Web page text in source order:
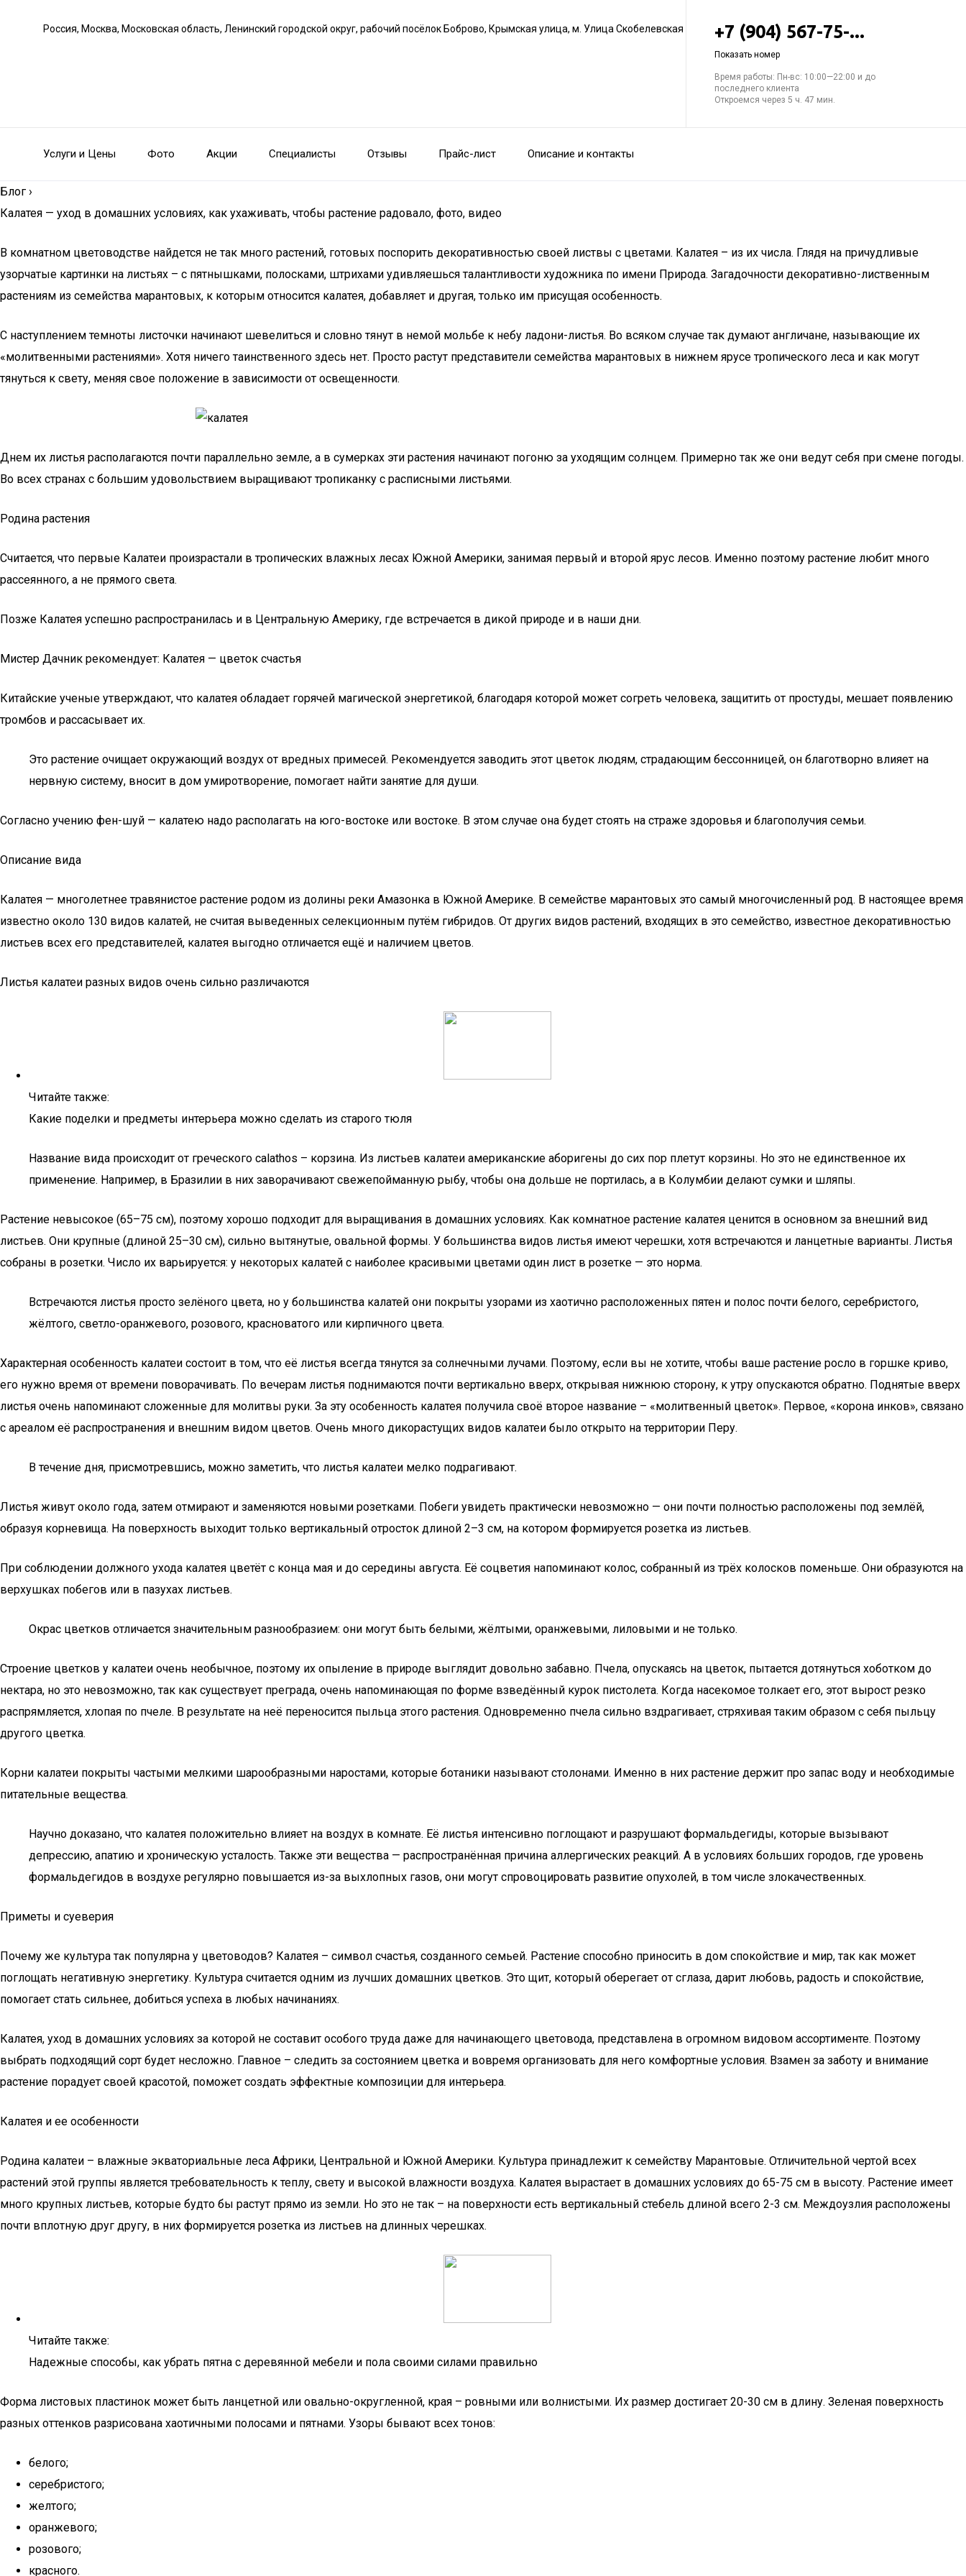
Россия, Москва, Московская область, Ленинский городской округ, рабочий посёлок Боброво, Крымская улица, м. Улица Скобелевская +7 (904) 567-75-...
Показать номер
Время работы: Пн-вс: 10:00—22:00 и до
последнего клиента
Откроемся через 5 ч. 47 мин.
Услуги и Цены Фото Акции Специалисты Отзывы Прайс-лист Описание и контакты
Блог ›
Калатея — уход в домашних условиях, как ухаживать, чтобы растение радовало, фото, видео
В комнатном цветоводстве найдется не так много растений, готовых поспорить декоративностью своей листвы с цветами. Калатея – из их числа. Глядя на причудливые
узорчатые картинки на листьях – с пятнышками, полосками, штрихами удивляешься талантливости художника по имени Природа. Загадочности декоративно-лиственным
растениям из семейства марантовых, к которым относится калатея, добавляет и другая, только им присущая особенность.
С наступлением темноты листочки начинают шевелиться и словно тянут в немой мольбе к небу ладони-листья. Во всяком случае так думают англичане, называющие их
«молитвенными растениями». Хотя ничего таинственного здесь нет. Просто растут представители семейства марантовых в нижнем ярусе тропического леса и как могут
тянуться к свету, меняя свое положение в зависимости от освещенности.
Днем их листья располагаются почти параллельно земле, а в сумерках эти растения начинают погоню за уходящим солнцем. Примерно так же они ведут себя при смене погоды.
Во всех странах с большим удовольствием выращивают тропиканку с расписными листьями.
Родина растения
Считается, что первые Калатеи произрастали в тропических влажных лесах Южной Америки, занимая первый и второй ярус лесов. Именно поэтому растение любит много
рассеянного, а не прямого света.
Позже Калатея успешно распространилась и в Центральную Америку, где встречается в дикой природе и в наши дни.
Мистер Дачник рекомендует: Калатея — цветок счастья
Китайские ученые утверждают, что калатея обладает горячей магической энергетикой, благодаря которой может согреть человека, защитить от простуды, мешает появлению
тромбов и рассасывает их.
Это растение очищает окружающий воздух от вредных примесей. Рекомендуется заводить этот цветок людям, страдающим бессонницей, он благотворно влияет на
нервную систему, вносит в дом умиротворение, помогает найти занятие для души.
Согласно учению фен-шуй — калатею надо располагать на юго-востоке или востоке. В этом случае она будет стоять на страже здоровья и благополучия семьи.
Описание вида
Калатея — многолетнее травянистое растение родом из долины реки Амазонка в Южной Америке. В семействе марантовых это самый многочисленный род. В настоящее время
известно около 130 видов калатей, не считая выведенных селекционным путём гибридов. От других видов растений, входящих в это семейство, известное декоративностью
листьев всех его представителей, калатея выгодно отличается ещё и наличием цветов.
Листья калатеи разных видов очень сильно различаются
Читайте также:
Какие поделки и предметы интерьера можно сделать из старого тюля
Название вида происходит от греческого calathos – корзина. Из листьев калатеи американские аборигены до сих пор плетут корзины. Но это не единственное их
применение. Например, в Бразилии в них заворачивают свежепойманную рыбу, чтобы она дольше не портилась, а в Колумбии делают сумки и шляпы.
Растение невысокое (65–75 см), поэтому хорошо подходит для выращивания в домашних условиях. Как комнатное растение калатея ценится в основном за внешний вид
листьев. Они крупные (длиной 25–30 см), сильно вытянутые, овальной формы. У большинства видов листья имеют черешки, хотя встречаются и ланцетные варианты. Листья
собраны в розетки. Число их варьируется: у некоторых калатей с наиболее красивыми цветами один лист в розетке — это норма.
Встречаются листья просто зелёного цвета, но у большинства калатей они покрыты узорами из хаотично расположенных пятен и полос почти белого, серебристого,
жёлтого, светло-оранжевого, розового, красноватого или кирпичного цвета.
Характерная особенность калатеи состоит в том, что её листья всегда тянутся за солнечными лучами. Поэтому, если вы не хотите, чтобы ваше растение росло в горшке криво,
его нужно время от времени поворачивать. По вечерам листья поднимаются почти вертикально вверх, открывая нижнюю сторону, к утру опускаются обратно. Поднятые вверх
листья очень напоминают сложенные для молитвы руки. За эту особенность калатея получила своё второе название – «молитвенный цветок». Первое, «корона инков», связано
с ареалом её распространения и внешним видом цветов. Очень много дикорастущих видов калатеи было открыто на территории Перу.
В течение дня, присмотревшись, можно заметить, что листья калатеи мелко подрагивают.
Листья живут около года, затем отмирают и заменяются новыми розетками. Побеги увидеть практически невозможно — они почти полностью расположены под землёй,
образуя корневища. На поверхность выходит только вертикальный отросток длиной 2–3 см, на котором формируется розетка из листьев.
При соблюдении должного ухода калатея цветёт с конца мая и до середины августа. Её соцветия напоминают колос, собранный из трёх колосков поменьше. Они образуются на
верхушках побегов или в пазухах листьев.
Окрас цветков отличается значительным разнообразием: они могут быть белыми, жёлтыми, оранжевыми, лиловыми и не только.
Строение цветков у калатеи очень необычное, поэтому их опыление в природе выглядит довольно забавно. Пчела, опускаясь на цветок, пытается дотянуться хоботком до
нектара, но это невозможно, так как существует преграда, очень напоминающая по форме взведённый курок пистолета. Когда насекомое толкает его, этот вырост резко
распрямляется, хлопая по пчеле. В результате на неё переносится пыльца этого растения. Одновременно пчела сильно вздрагивает, стряхивая таким образом с себя пыльцу
другого цветка.
Корни калатеи покрыты частыми мелкими шарообразными наростами, которые ботаники называют столонами. Именно в них растение держит про запас воду и необходимые
питательные вещества.
Научно доказано, что калатея положительно влияет на воздух в комнате. Её листья интенсивно поглощают и разрушают формальдегиды, которые вызывают
депрессию, апатию и хроническую усталость. Также эти вещества — распространённая причина аллергических реакций. А в условиях больших городов, где уровень
формальдегидов в воздухе регулярно повышается из-за выхлопных газов, они могут спровоцировать развитие опухолей, в том числе злокачественных.
Приметы и суеверия
Почему же культура так популярна у цветоводов? Калатея – символ счастья, созданного семьей. Растение способно приносить в дом спокойствие и мир, так как может
поглощать негативную энергетику. Культура считается одним из лучших домашних цветков. Это щит, который оберегает от сглаза, дарит любовь, радость и спокойствие,
помогает стать сильнее, добиться успеха в любых начинаниях.
Калатея, уход в домашних условиях за которой не составит особого труда даже для начинающего цветовода, представлена в огромном видовом ассортименте. Поэтому
выбрать подходящий сорт будет несложно. Главное – следить за состоянием цветка и вовремя организовать для него комфортные условия. Взамен за заботу и внимание
растение порадует своей красотой, поможет создать эффектные композиции для интерьера.
Калатея и ее особенности
Родина калатеи – влажные экваториальные леса Африки, Центральной и Южной Америки. Культура принадлежит к семейству Марантовые. Отличительной чертой всех
растений этой группы является требовательность к теплу, свету и высокой влажности воздуха. Калатея вырастает в домашних условиях до 65-75 см в высоту. Растение имеет
много крупных листьев, которые будто бы растут прямо из земли. Но это не так – на поверхности есть вертикальный стебель длиной всего 2-3 см. Междоузлия расположены
почти вплотную друг другу, в них формируется розетка из листьев на длинных черешках.
Читайте также:
Надежные способы, как убрать пятна с деревянной мебели и пола своими силами правильно
Форма листовых пластинок может быть ланцетной или овально-округленной, края – ровными или волнистыми. Их размер достигает 20-30 см в длину. Зеленая поверхность
разных оттенков разрисована хаотичными полосами и пятнами. Узоры бывают всех тонов:
белого;
серебристого;
желтого;
оранжевого;
розового;
красного.